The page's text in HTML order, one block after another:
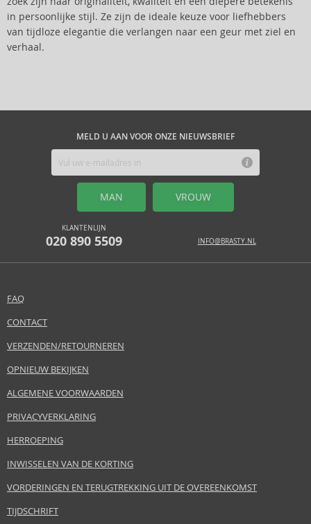
in persoonlijke stijl. Ze zijn de ideale keuze voor liefhebbers
van tijdloze elegantie die verlangen naar een geur met ziel en
verhaal.
MELD U AAN VOOR ONZE NIEUWSBRIEF
MAN VROUW
KLANTENLIJN
020 890 5509 INFO@BRASTY.NL
FAQ
CONTACT
VERZENDEN/RETOURNEREN
OPNIEUW BEKIJKEN
ALGEMENE VOORWAARDEN
PRIVACYVERKLARING
HERROEPING
INWISSELEN VAN DE KORTING
VORDERINGEN EN TERUGTREKKING UIT DE OVEREENKOMST
TIJDSCHRIFT